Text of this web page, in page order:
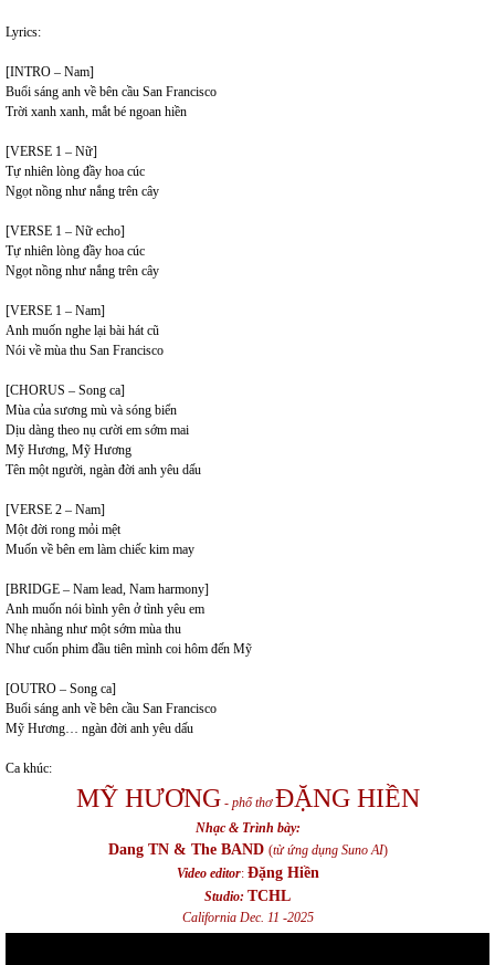
Lyrics:
[INTRO – Nam]
Buổi sáng anh về bên cầu San Francisco
Trời xanh xanh, mắt bé ngoan hiền
[VERSE 1 – Nữ]
Tự nhiên lòng đầy hoa cúc
Ngọt nồng như nắng trên cây
[VERSE 1 – Nữ echo]
Tự nhiên lòng đầy hoa cúc
Ngọt nồng như nắng trên cây
[VERSE 1 – Nam]
Anh muốn nghe lại bài hát cũ
Nói về mùa thu San Francisco
[CHORUS – Song ca]
Mùa của sương mù và sóng biển
Dịu dàng theo nụ cười em sớm mai
Mỹ Hương, Mỹ Hương
Tên một người, ngàn đời anh yêu dấu
[VERSE 2 – Nam]
Một đời rong mỏi mệt
Muốn về bên em làm chiếc kim may
[BRIDGE – Nam lead, Nam harmony]
Anh muốn nói bình yên ở tình yêu em
Nhẹ nhàng như một sớm mùa thu
Như cuốn phim đầu tiên mình coi hôm đến Mỹ
[OUTRO – Song ca]
Buổi sáng anh về bên cầu San Francisco
Mỹ Hương… ngàn đời anh yêu dấu
Ca khúc:
MỸ HƯƠNG- phổ thơ ĐẶNG HIỀN
Nhạc & Trình bày:
Dang TN & The BAND (từ ứng dụng Suno AI)
Video editor: Đặng Hiền
Studio: TCHL
California Dec. 11 -2025